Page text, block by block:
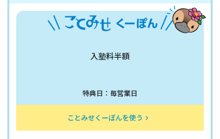
入塾料半額
特典日：毎営業日
ことみせくーぽんを使う keyboard_arrow_right